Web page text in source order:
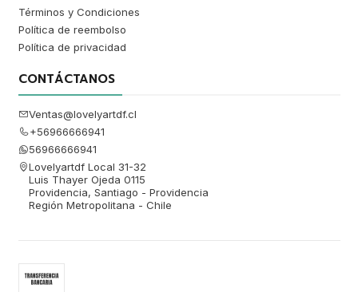
Términos y Condiciones
Política de reembolso
Política de privacidad
CONTÁCTANOS
Ventas@lovelyartdf.cl
+56966666941
56966666941
Lovelyartdf Local 31-32
Luis Thayer Ojeda 0115
Providencia, Santiago - Providencia
Región Metropolitana - Chile